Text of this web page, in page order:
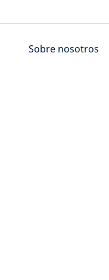
Sobre nosotros